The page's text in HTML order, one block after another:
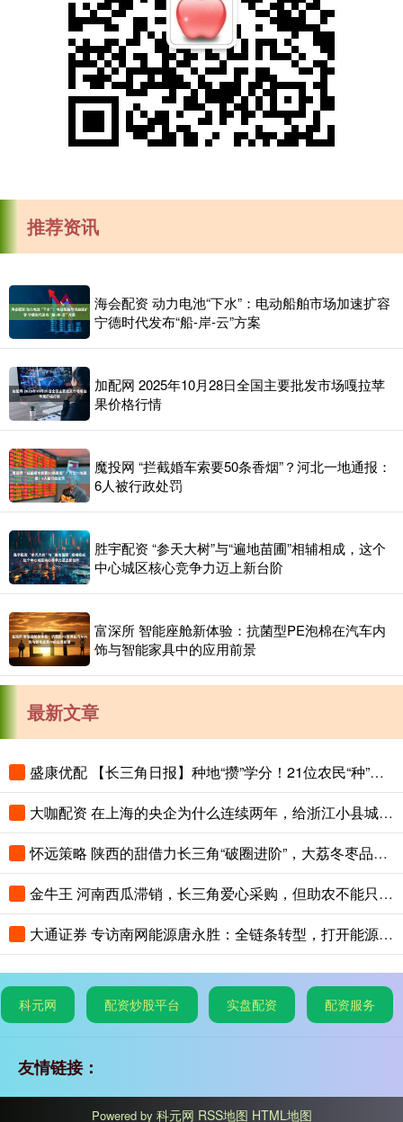
推荐资讯
海会配资 动力电池“下水”：电动船舶市场加速扩容
宁德时代发布“船-岸-云”方案
加配网 2025年10月28日全国主要批发市场嘎拉苹
果价格行情
魔投网 “拦截婚车索要50条香烟”？河北一地通报：
6人被行政处罚
胜宇配资 “参天大树”与“遍地苗圃”相辅相成，这个
中心城区核心竞争力迈上新台阶
富深所 智能座舱新体验：抗菌型PE泡棉在汽车内
饰与智能家具中的应用前景
最新文章
盛康优配 【长三角日报】种地“攒”学分！21位农民“种”出大专文凭
大咖配资 在上海的央企为什么连续两年，给浙江小县城里的这个创新中心写感谢信？
怀远策略 陕西的甜借力长三角“破圈进阶”，大荔冬枣品鉴会在沪举办
金牛王 河南西瓜滞销，长三角爱心采购，但助农不能只靠爱心救场
大通证券 专访南网能源唐永胜：全链条转型，打开能源低碳发展新赛道
科元网 配资炒股平台 实盘配资 配资服务
友情链接：
Powered by 科元网 RSS地图 HTML地图